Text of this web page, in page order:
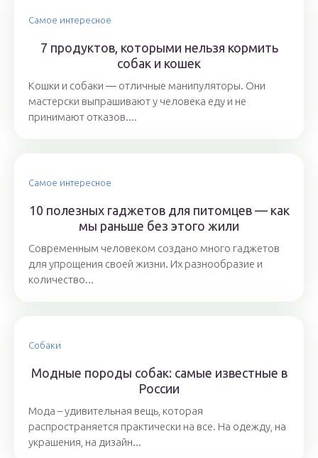
Самое интересное
7 продуктов, которыми нельзя кормить
собак и кошек
Кошки и собаки ― отличные манипуляторы. Они
мастерски выпрашивают у человека еду и не
принимают отказов....
Самое интересное
10 полезных гаджетов для питомцев — как
мы раньше без этого жили
Современным человеком создано много гаджетов
для упрощения своей жизни. Их разнообразие и
количество...
Собаки
Модные породы собак: самые известные в
России
Мода – удивительная вещь, которая
распространяется практически на все. На одежду, на
украшения, на дизайн...